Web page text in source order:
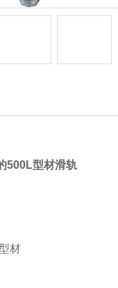
500L型材滑轨
材